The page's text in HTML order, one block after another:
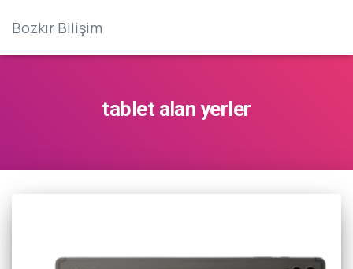
Bozkır Bilişim
tablet alan yerler